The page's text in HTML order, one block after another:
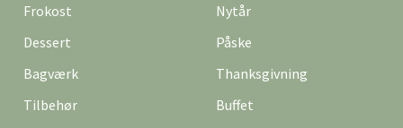
Frokost
Dessert
Bagværk
Tilbehør
Nytår
Påske
Thanksgivning
Buffet